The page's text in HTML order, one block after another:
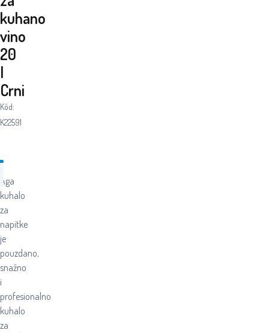
kuhano
vino
20
l
Crni
Kôd:
K22591
Aga
kuhalo
za
napitke
je
pouzdano,
snažno
i
profesionalno
kuhalo
za